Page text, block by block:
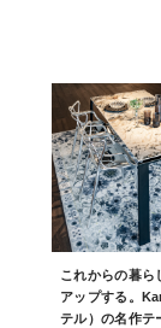
これからの暮ら
アップする。
テル）の名作テ